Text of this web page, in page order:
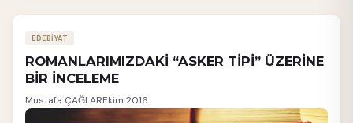
EDEBİYAT
ROMANLARIMIZDAKİ “ASKER TİPİ” ÜZERİNE
BİR İNCELEME
Mustafa ÇAĞLAREkim 2016